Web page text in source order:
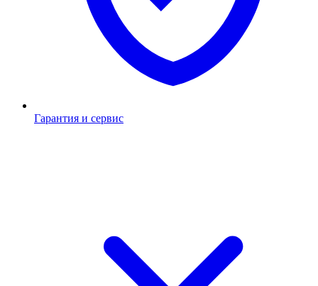
Гарантия и сервис